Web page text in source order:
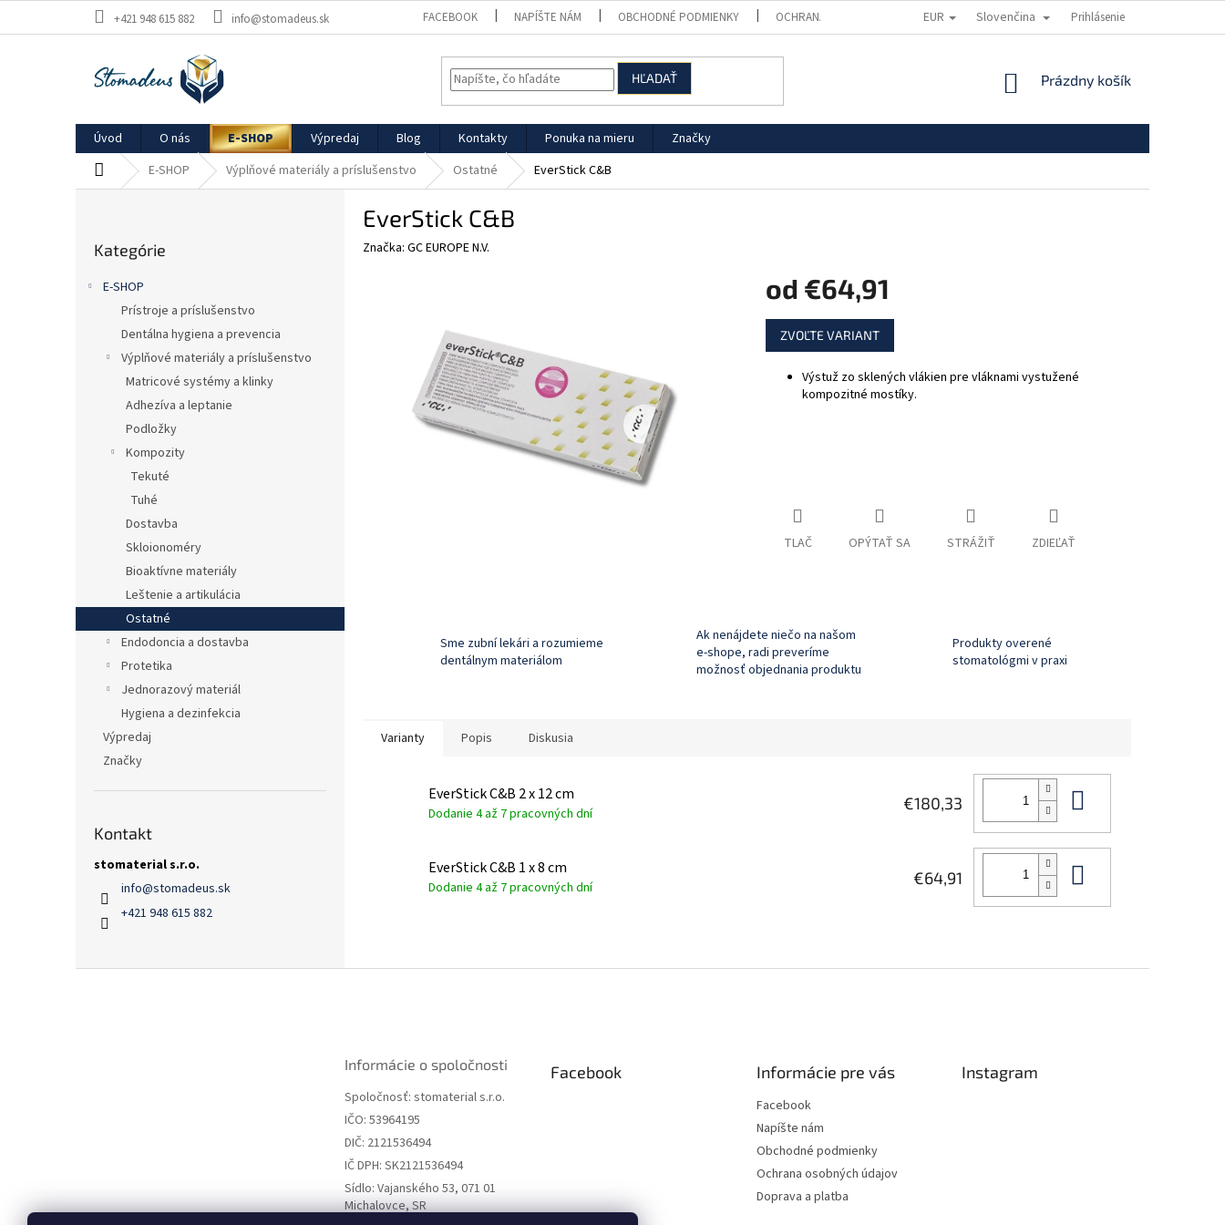
+421 948 615 882 info@stomadeus.sk FACEBOOK NAPÍŠTE NÁM OBCHODNÉ PODMIENKY OCHRANA OSOBNÝCH ÚDAJOV DOPRAVA A PLATBA
EUR Slovenčina Prihlásenie
HĽADAŤ
NÁKUPNÝ
Prázdny košík
Úvod O nás E-SHOP Výpredaj Blog Kontakty Ponuka na mieru
Značky
DomovE-SHOP Výplňové materiály a príslušenstvo Ostatné EverStick C&B
kategórie
Kategórie
E-SHOP
Prístroje a príslušenstvo
Dentálna hygiena a prevencia
Výplňové materiály a príslušenstvo
Matricové systémy a klinky
Adhezíva a leptanie
Podložky
Kompozity
Tekuté
Tuhé
Dostavba
Skloionoméry
Bioaktívne materiály
Leštenie a artikulácia
Ostatné
Endodoncia a dostavba
Protetika
Jednorazový materiál
Hygiena a dezinfekcia
Výpredaj
Značky
Kontakt
stomaterial s.r.o.
info@stomadeus.sk
+421 948 615 882
EverStick C&B
Značka: GC EUROPE N.V.
od €64,91
Jednotková
cena:
ZVOĽTE VARIANT
Výstuž zo sklených vlákien pre vláknami vystužené
kompozitné mostíky.
TLAČ OPÝTAŤ SA STRÁŽIŤ ZDIEĽAŤ
Sme zubní lekári a rozumieme
dentálnym materiálom
Ak nenájdete niečo na našom
e-shope, radi preveríme
možnosť objednania produktu
Produkty overené
stomatológmi v praxi
Varianty Popis Diskusia
EverStick C&B 2 x 12 cm
Dodanie 4 až 7 pracovných dní
€180,33
EverStick C&B 1 x 8 cm
Dodanie 4 až 7 pracovných dní
€64,91
Informácie o spoločnosti
Spoločnosť: stomaterial s.r.o.
IČO: 53964195
DIČ: 2121536494
IČ DPH: SK2121536494
Sídlo: Vajanského 53, 071 01
Michalovce, SR
Facebook Informácie pre vás
Facebook
Napíšte nám
Obchodné podmienky
Ochrana osobných údajov
Doprava a platba
Instagram